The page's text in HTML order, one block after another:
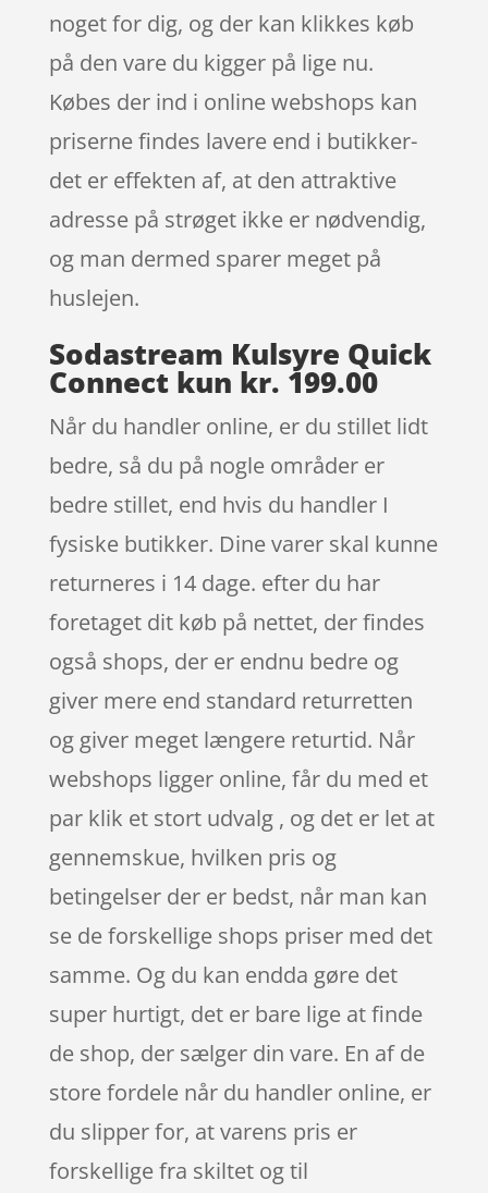
noget for dig, og der kan klikkes køb
på den vare du kigger på lige nu.
Købes der ind i online webshops kan
priserne findes lavere end i butikker-
det er effekten af, at den attraktive
adresse på strøget ikke er nødvendig,
og man dermed sparer meget på
huslejen.
Sodastream Kulsyre Quick
Connect kun kr. 199.00
Når du handler online, er du stillet lidt
bedre, så du på nogle områder er
bedre stillet, end hvis du handler I
fysiske butikker. Dine varer skal kunne
returneres i 14 dage. efter du har
foretaget dit køb på nettet, der findes
også shops, der er endnu bedre og
giver mere end standard returretten
og giver meget længere returtid. Når
webshops ligger online, får du med et
par klik et stort udvalg , og det er let at
gennemskue, hvilken pris og
betingelser der er bedst, når man kan
se de forskellige shops priser med det
samme. Og du kan endda gøre det
super hurtigt, det er bare lige at finde
de shop, der sælger din vare. En af de
store fordele når du handler online, er
du slipper for, at varens pris er
forskellige fra skiltet og til